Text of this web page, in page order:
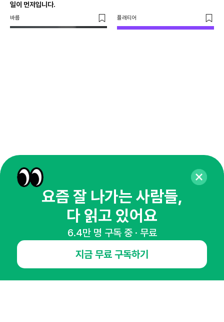
일이 먼저입니다.
바름 플래티어
매주 화요일 아침,
마케팅 감각을 깨워 드릴게요!
65,043명의 마케터를 성장시키는 뉴스레터
뉴스레터 구독하기
요즘 잘 나가는 사람들,
다 읽고 있어요
6.4만 명 구독 중 · 무료
지금 무료 구독하기